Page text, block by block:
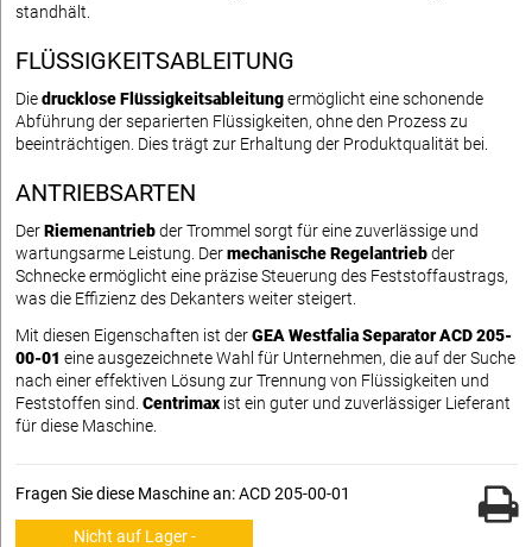
standhält.
FLÜSSIGKEITSABLEITUNG
Diedrucklose Flüssigkeitsableitungermöglicht eine schonende
Abführung der separierten Flüssigkeiten, ohne den Prozess zu
beeinträchtigen. Dies trägt zur Erhaltung der Produktqualität bei.
ANTRIEBSARTEN
DerRiemenantriebder Trommel sorgt für eine zuverlässige und
wartungsarme Leistung. Dermechanische Regelantriebder
Schnecke ermöglicht eine präzise Steuerung des Feststoffaustrags,
was die Effizienz des Dekanters weiter steigert.
Mit diesen Eigenschaften ist derGEA Westfalia Separator ACD 205-
00-01 eine ausgezeichnete Wahl für Unternehmen, die auf der Suche
nach einer effektiven Lösung zur Trennung von Flüssigkeiten und
Feststoffen sind. Centrimax ist ein guter und zuverlässiger Lieferant
für diese Maschine.
Fragen Sie diese Maschine an: ACD 205-00-01
Nicht auf Lager -